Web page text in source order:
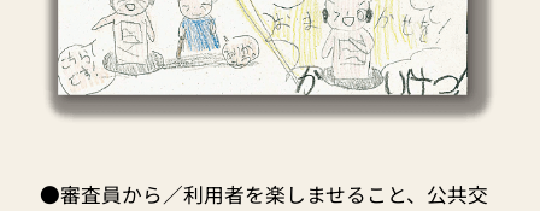
●審査員から／利用者を楽しませること、公共交